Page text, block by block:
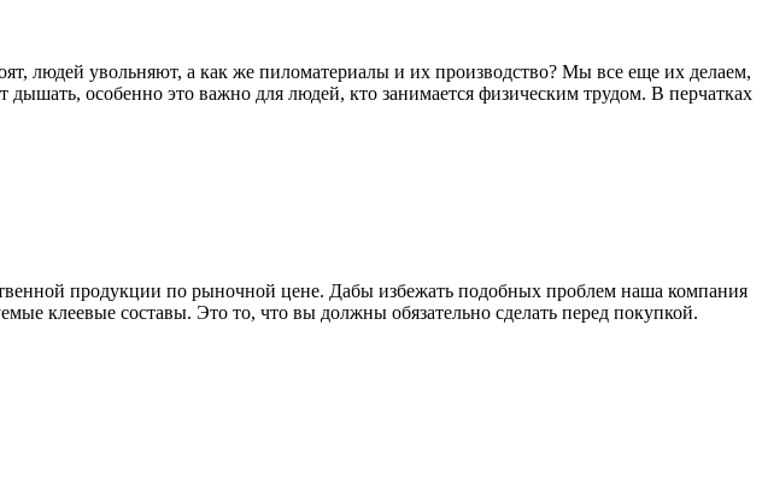
людей увольняют, а как же пиломатериалы и их производство? Мы все еще их делаем,
дышать, особенно это важно для людей, кто занимается физическим трудом. В перчатках
продукции по рыночной цене. Дабы избежать подобных проблем наша компания
клеевые составы. Это то, что вы должны обязательно сделать перед покупкой.